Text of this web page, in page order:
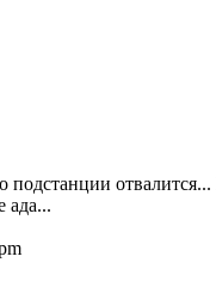
подстанции
ада...